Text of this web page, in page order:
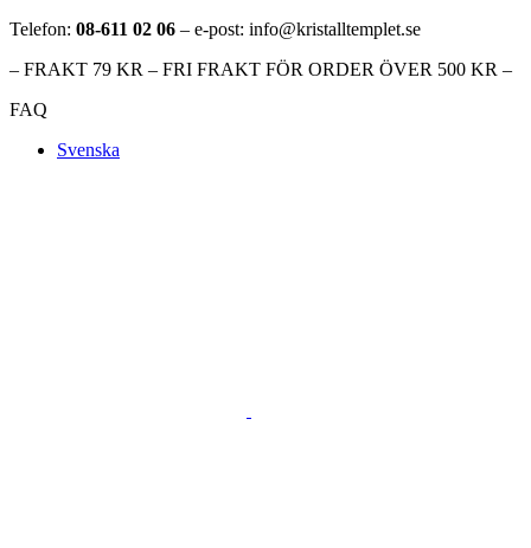
Telefon: 08-611 02 06 – e-post: info@kristalltemplet.se
– FRAKT 79 KR – FRI FRAKT FÖR ORDER ÖVER 500 KR –
FAQ
Svenska